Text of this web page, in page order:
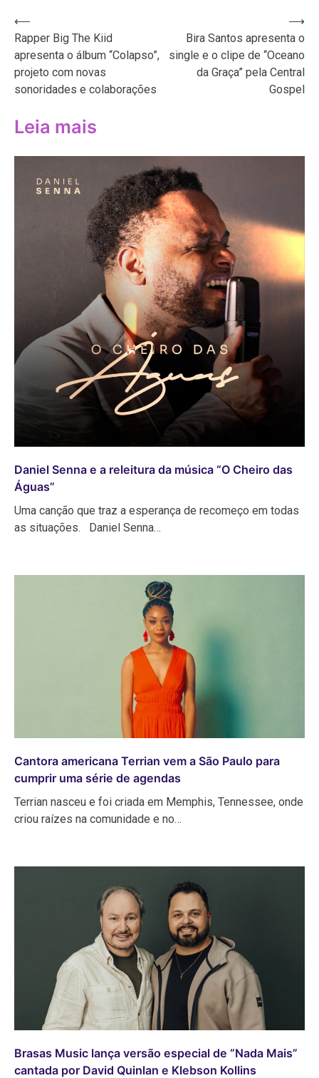
Navegação
de
Post
⟵
Rapper Big The Kiid
apresenta o álbum “Colapso”,
projeto com novas
sonoridades e colaborações
Bira Santos apresenta o
single e o clipe de “Oceano
da Graça” pela Central
Gospel
⟶
Leia mais
Daniel Senna e a releitura da música “O Cheiro das
Águas”
Uma canção que traz a esperança de recomeço em todas
as situações. Daniel Senna…
Cantora americana Terrian vem a São Paulo para
cumprir uma série de agendas
Terrian nasceu e foi criada em Memphis, Tennessee, onde
criou raízes na comunidade e no…
Brasas Music lança versão especial de “Nada Mais”
cantada por David Quinlan e Klebson Kollins